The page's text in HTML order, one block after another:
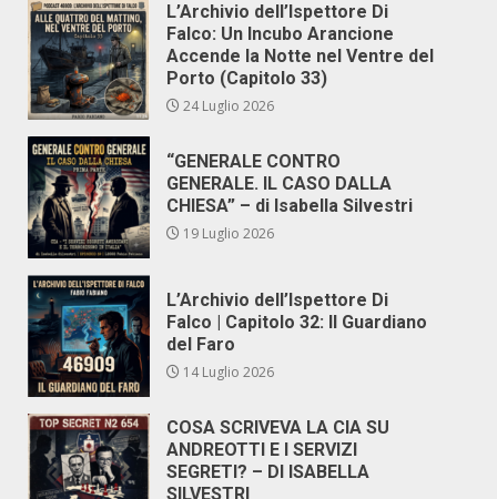
L’Archivio dell’Ispettore Di
Falco: Un Incubo Arancione
Accende la Notte nel Ventre del
Porto (Capitolo 33)
24 Luglio 2026
“GENERALE CONTRO
GENERALE. IL CASO DALLA
CHIESA” – di Isabella Silvestri
19 Luglio 2026
L’Archivio dell’Ispettore Di
Falco | Capitolo 32: Il Guardiano
del Faro
14 Luglio 2026
COSA SCRIVEVA LA CIA SU
ANDREOTTI E I SERVIZI
SEGRETI? – DI ISABELLA
SILVESTRI